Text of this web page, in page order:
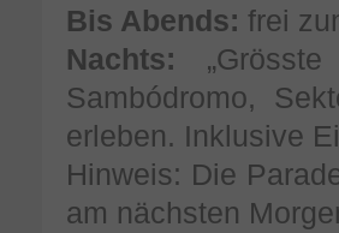
Bis Abends: frei
Nachts:
Sambódromo,
erleben. Inklusive
Hinweis: Die
am nächsten